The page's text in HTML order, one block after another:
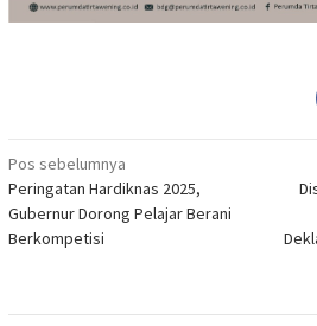
Navigasi
pos
Pos sebelumnya
Peringatan Hardiknas 2025,
Gubernur Dorong Pelajar Berani
Berkompetisi